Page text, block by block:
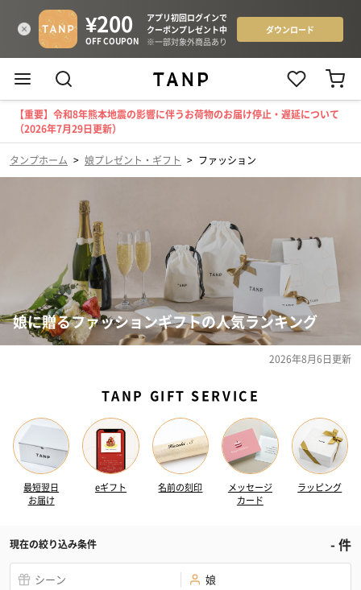
【重要】令和8年熊本地震の影響に伴うお荷物のお届け停止・遅延について
（2026年7月29日更新）
タンプホーム > 娘プレゼント・ギフト > ファッション
娘に贈るファッションギフトの人気ランキング
2026年8月6日更新
TANP GIFT SERVICE
最短翌日
お届け
eギフト 名前の刻印
メッセージ
カード
ラッピング
現在の絞り込み条件 -件
シーン 娘